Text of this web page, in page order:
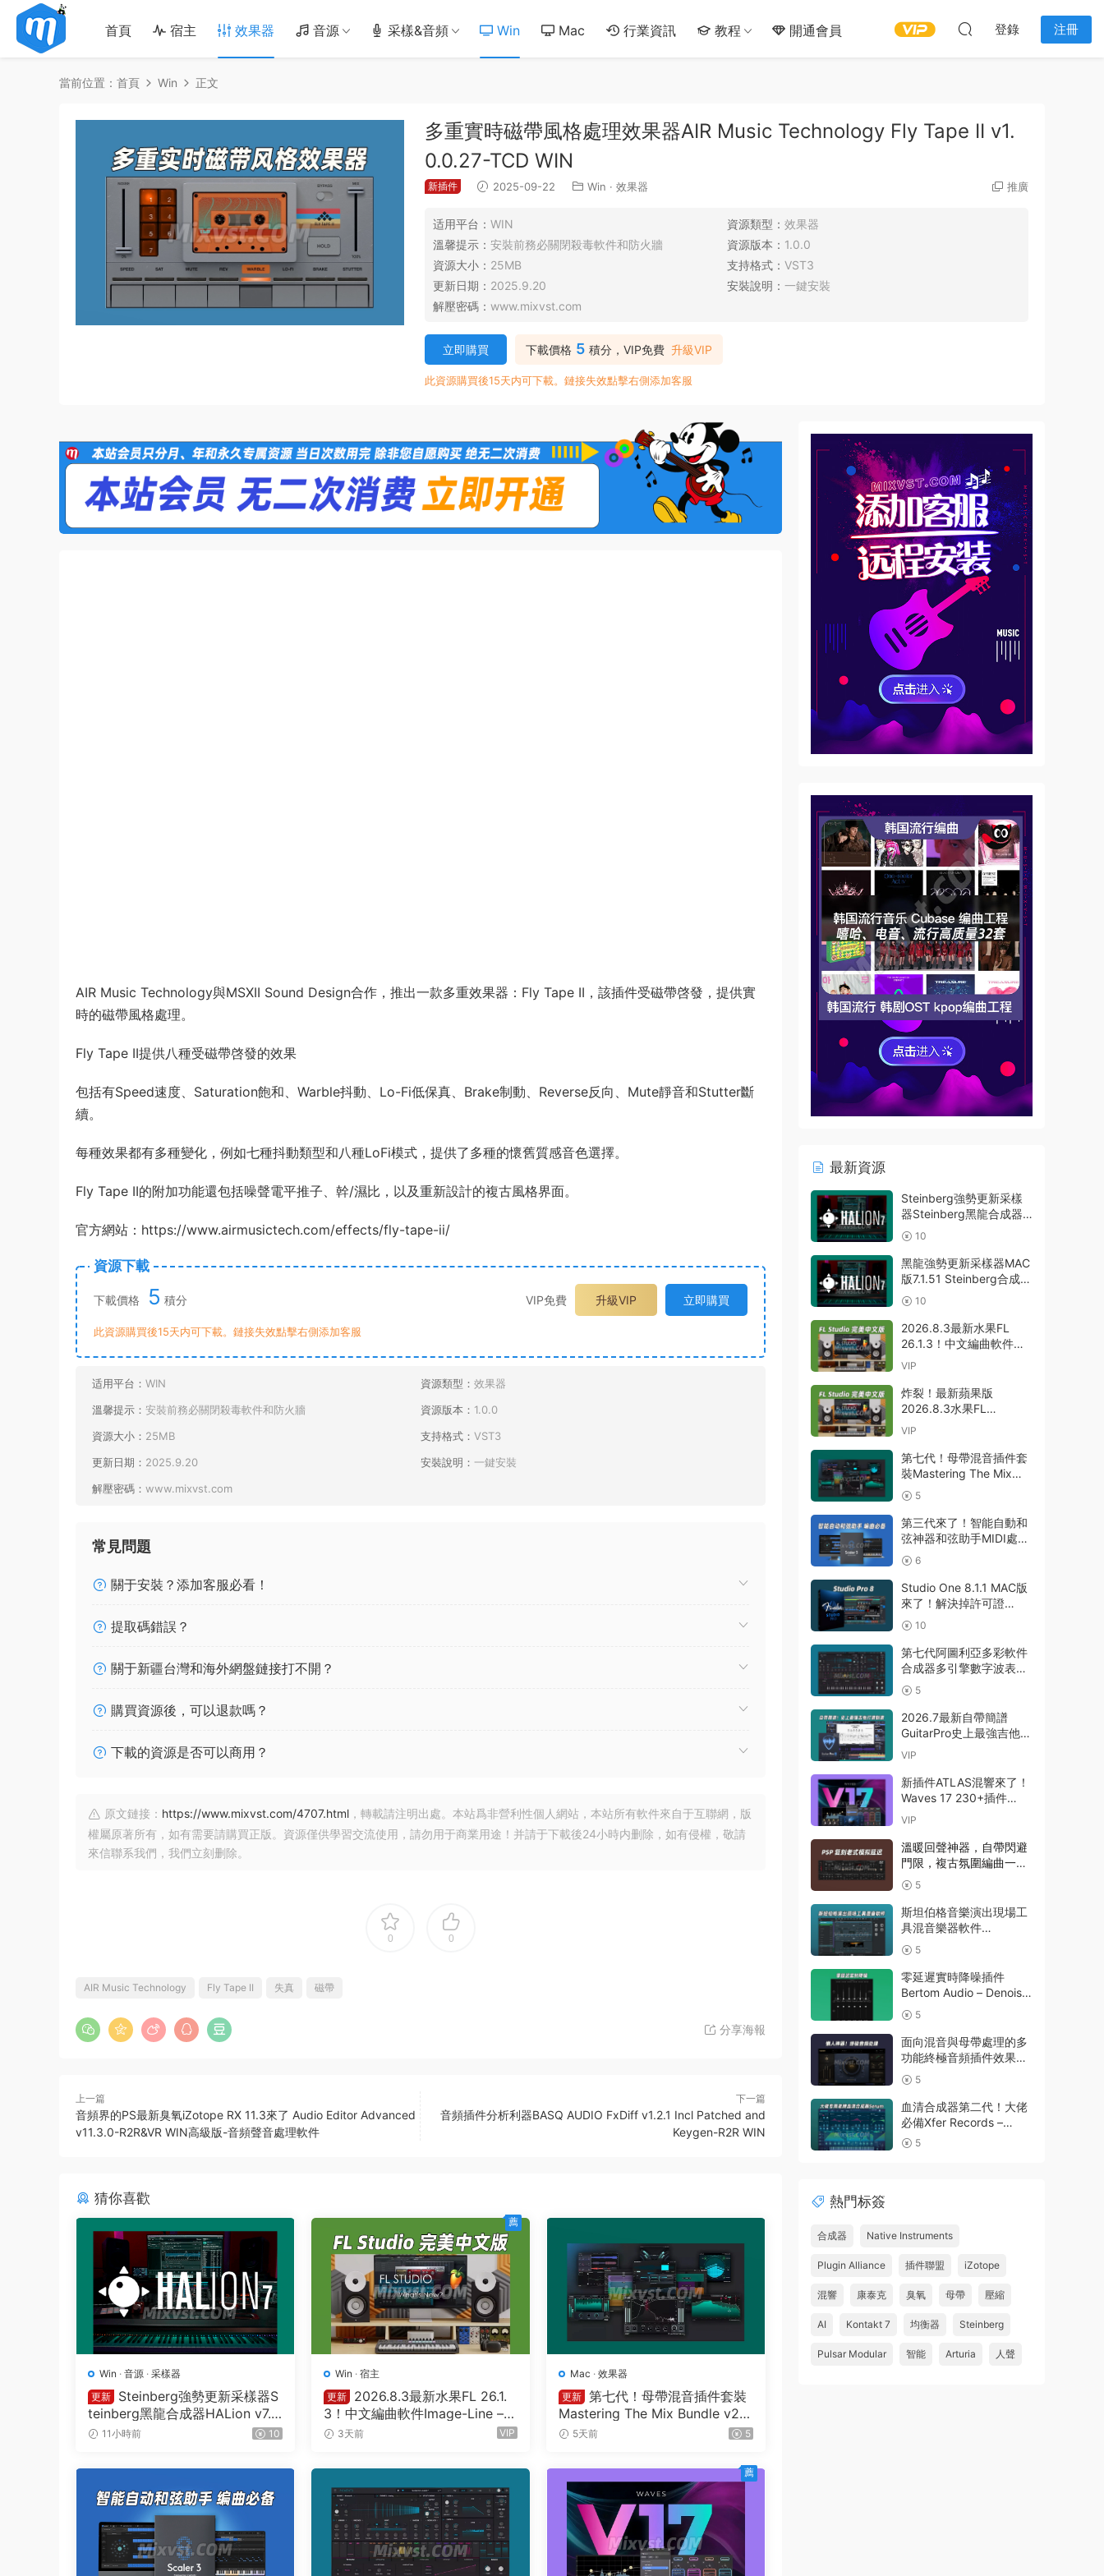
首頁 宿主 效果器 音源 采樣&音頻 Win Mac 行業資訊 教程 開通會員 登錄 注冊
當前位置： 首頁 Win 正文
多重實時磁帶風格處理效果器AIR Music Technology Fly Tape II v1.
0.0.27-TCD WIN
新插件 2025-09-22 Win · 效果器 推廣
适用平台： WIN 資源類型： 效果器
溫馨提示： 安裝前務必關閉殺毒軟件和防火牆 資源版本： 1.0.0
資源大小： 25MB 支持格式： VST3
更新日期： 2025.9.20 安裝說明： 一鍵安裝
解壓密碼： www.mixvst.com
下載價格 5 積分，VIP免費 升級VIP
立即購買
此資源購買後15天内可下載。鏈接失效點擊右側添加客服
AIR Music Technology與MSXII Sound Design合作，推出一款多重效果器：Fly Tape II，該插件受磁帶啓發，提供實
時的磁帶風格處理。
Fly Tape II提供八種受磁帶啓發的效果
包括有Speed速度、Saturation飽和、Warble抖動、Lo-Fi低保真、Brake制動、Reverse反向、Mute靜音和Stutter斷
續。
每種效果都有多種變化，例如七種抖動類型和八種LoFi模式，提供了多種的懷舊質感音色選擇。
Fly Tape II的附加功能還包括噪聲電平推子、幹/濕比，以及重新設計的複古風格界面。
官方網站：https://www.airmusictech.com/effects/fly-tape-ii/
資源下載
下載價格 5 積分 VIP免費 升級VIP 立即購買
此資源購買後15天内可下載。鏈接失效點擊右側添加客服
适用平台： WIN 資源類型： 效果器
溫馨提示： 安裝前務必關閉殺毒軟件和防火牆 資源版本： 1.0.0
資源大小： 25MB 支持格式： VST3
更新日期： 2025.9.20 安裝說明： 一鍵安裝
解壓密碼： www.mixvst.com
常見問題
關于安裝？添加客服必看！
提取碼錯誤？
關于新疆台灣和海外網盤鏈接打不開？
購買資源後，可以退款嗎？
下載的資源是否可以商用？
原文鏈接： https://www.mixvst.com/4707.html ，轉載請注明出處。本站爲非營利性個人網站，本站所有軟件來自于互聯網，版
權屬原著所有，如有需要請購買正版。資源僅供學習交流使用，請勿用于商業用途！并請于下載後24小時内删除，如有侵權，敬請
來信聯系我們，我們立刻删除。
0 0
AIR Music Technology Fly Tape II 失真 磁帶
分享海報
上一篇
音頻界的PS最新臭氧iZotope RX 11.3來了 Audio Editor Advanced
v11.3.0-R2R&VR WIN高級版-音頻聲音處理軟件
下一篇
音頻插件分析利器BASQ AUDIO FxDiff v1.2.1 Incl Patched and
Keygen-R2R WIN
猜你喜歡
Win · 音源 · 采樣器
更新
Steinberg強勢更新采樣器S
teinberg黑龍合成器HALion v7.
5.0 WIN
11小時前 10
Win · 宿主
更新
2026.8.3最新水果FL 26.1.
3！中文編曲軟件Image-Line – F
L Studio Producer Edition 26.1.
3天前 VIP
薦
Mac ·效果器
更新
第七代！母帶混音插件套裝
Mastering The Mix Bundle v20
26.7.21 U2B MAC-MORiA
5天前 5
薦
最新資源
Steinberg強勢更新采樣
器Steinberg黑龍合成器
HALion v7.5.0 WIN
10
黑龍強勢更新采樣器MAC
版7.1.51 Steinberg合成器
Steinberg HALion
v7.1.51 MAC
10
2026.8.3最新水果FL
26.1.3！中文編曲軟件
Image-Line – FL Studio
Build 5570 All Plugins
WIN
VIP
炸裂！最新蘋果版
2026.8.3水果FL
26.1.3！中文編曲軟件
Producer Edition
v26.1.3.5336 (All
GUISEPPE MAC
VIP
第七代！母帶混音插件套
裝Mastering The Mix
Bundle v2026.7.21 U2B
MAC-MORiA
5
第三代來了！智能自動和
弦神器和弦助手MIDI處理
Plugin Boutique – Scaler
3 v3.3.0 MAC
6
Studio One 8.1.1 MAC版
來了！解決掉許可證
Presonus Studio One
Pro 8 v8.1.1 MacOS U2B
完美中文破解版Fender
Studio Pro 8
10
第七代阿圖利亞多彩軟件
合成器多引擎數字波表合
成器 Arturia Pigments
v7.0.1 CE-V.R WIN
5
2026.7最新自帶簡譜
GuitarPro史上最強吉他打
譜制譜Guitar Pro 8.1.5-
VIP
新插件ATLAS混響來了！
Waves 17 230+插件
Waves Ultimate
Emulator-R2R WiN(混音
效果全套插件)Waves14
VIP
溫暖回聲神器，自帶閃避
門限，複古氛圍編曲一步
到位延遲插件效果器
PSPaudioware – PSP
BBDelay v 1.0.0 R2R
WIN
5
斯坦伯格音樂演出現場工
具混音樂器軟件
Steinberg VST Live Pro
v3.0.50 macOS
5
零延遲實時降噪插件
Bertom Audio – Denoiser
Pro v3.0.11 Rev2 CE V.R
5
面向混音與母帶處理的多
功能終極音頻插件效果器
Nuro Audio – Flexion
v1.0.2-R2R WIN
5
血清合成器第二代！大佬
必備Xfer Records –
Serum 2 v2.1.5 WIN波表
5
熱門标簽
合成器 Native Instruments
Plugin Alliance 插件聯盟 iZotope
混響 康泰克 臭氧 母帶 壓縮
AI Kontakt 7 均衡器 Steinberg
Pulsar Modular 智能 Arturia 人聲